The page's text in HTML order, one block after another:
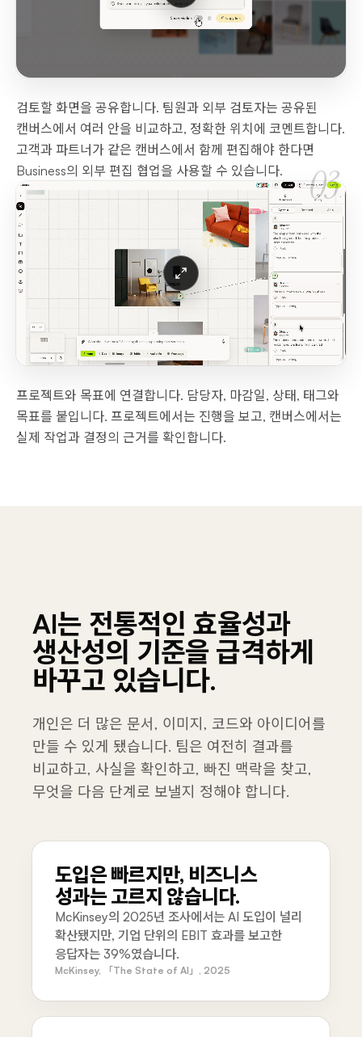
검토할 화면을 공유합니다. 팀원과 외부 검토자는 공유된
캔버스에서 여러 안을 비교하고, 정확한 위치에 코멘트합니다.
고객과 파트너가 같은 캔버스에서 함께 편집해야 한다면
Business의 외부 편집 협업을 사용할 수 있습니다.
03
프로젝트와 목표에 연결합니다. 담당자, 마감일, 상태, 태그와
목표를 붙입니다. 프로젝트에서는 진행을 보고, 캔버스에서는
실제 작업과 결정의 근거를 확인합니다.
AI는 전통적인 효율성과
생산성의 기준을 급격하게
바꾸고 있습니다.
개인은 더 많은 문서, 이미지, 코드와 아이디어를
만들 수 있게 됐습니다. 팀은 여전히 결과를
비교하고, 사실을 확인하고, 빠진 맥락을 찾고,
무엇을 다음 단계로 보낼지 정해야 합니다.
도입은 빠르지만, 비즈니스
성과는 고르지 않습니다.
McKinsey의 2025년 조사에서는 AI 도입이 널리
확산됐지만, 기업 단위의 EBIT 효과를 보고한
응답자는 39%였습니다.
McKinsey, 「The State of AI」, 2025